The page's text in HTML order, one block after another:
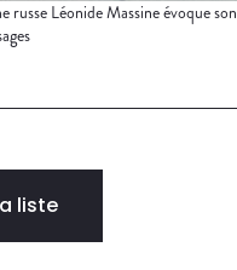
russe Léonide Massine évoque son
liste